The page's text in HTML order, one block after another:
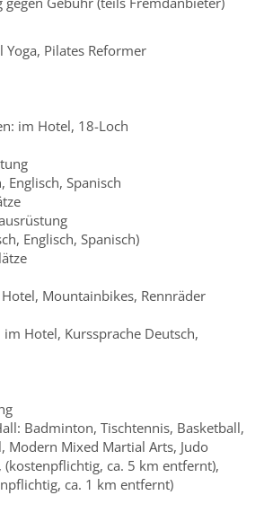
Yoga, Pilates Reformer
im Hotel, 18-Loch
Englisch, Spanisch
Englisch, Spanisch)
Mountainbikes, Rennräder
im Hotel, Kurssprache Deutsch,
Badminton, Tischtennis, Basketball,
Modern Mixed Martial Arts, Judo
ca. 5 km entfernt),
ca. 1 km entfernt)